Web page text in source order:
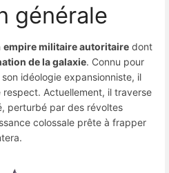
générale
empire militaire autoritaire dont
de la galaxie. Connu pour
idéologie expansionniste, il
Actuellement, il traverse
perturbé par des révoltes
colossale prête à frapper